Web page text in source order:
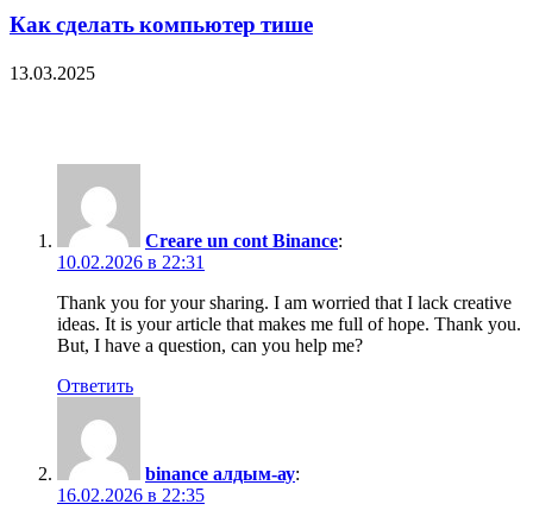
Как сделать компьютер тише
13.03.2025
Creare un cont Binance:
10.02.2026 в 22:31
Thank you for your sharing. I am worried that I lack creative
ideas. It is your article that makes me full of hope. Thank you.
But, I have a question, can you help me?
Ответить
binance алдым-ау:
16.02.2026 в 22:35